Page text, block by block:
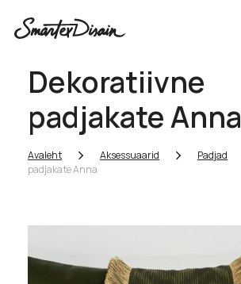
Dekoratiivne
padjakate Anna
Avaleht Aksessuaarid Padjad
padjakate Anna